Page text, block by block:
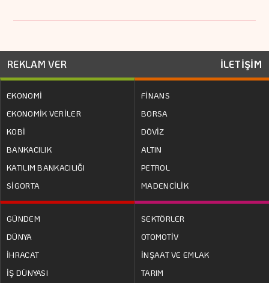
REKLAM VER İLETİŞİM
EKONOMİ
EKONOMİK VERİLER
KOBİ
BANKACILIK
KATILIM BANKACILIĞI
SİGORTA
FİNANS
BORSA
DÖVİZ
ALTIN
PETROL
MADENCİLİK
GÜNDEM
DÜNYA
İHRACAT
İŞ DÜNYASI
SEKTÖRLER
OTOMOTİV
İNŞAAT VE EMLAK
TARIM